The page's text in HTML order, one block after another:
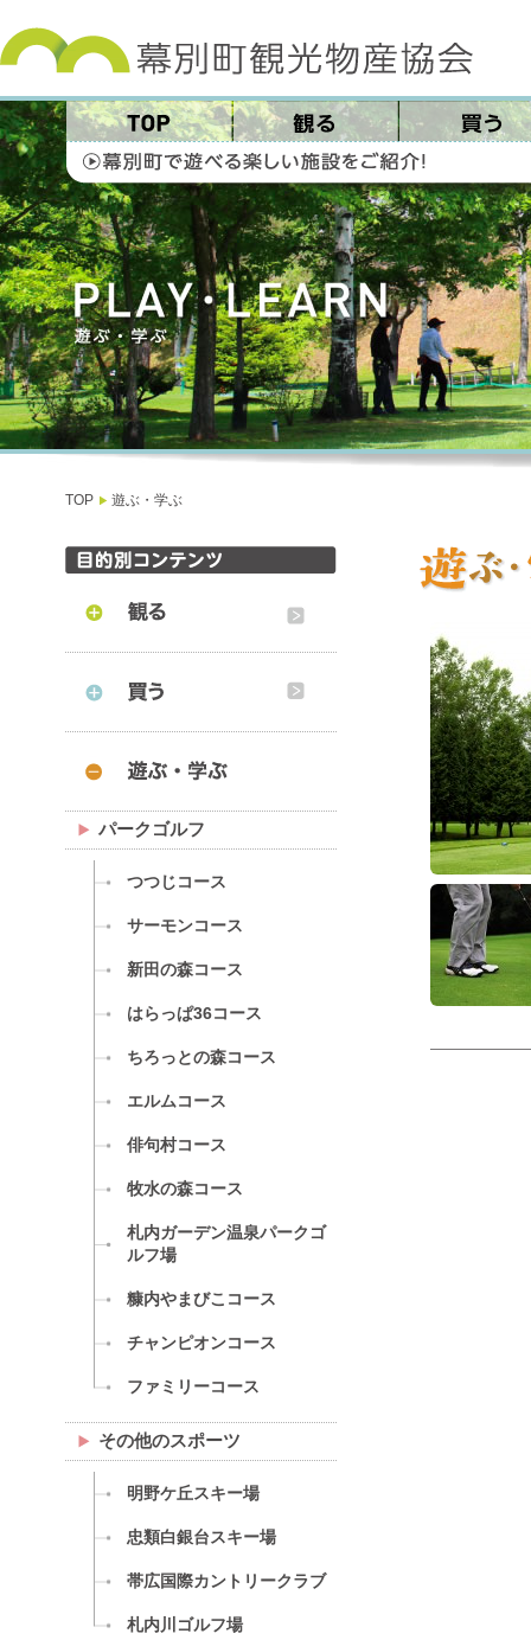
TOP 遊ぶ・学ぶ
パークゴルフ
つつじコース
サーモンコース
新田の森コース
はらっぱ36コース
ちろっとの森コース
エルムコース
俳句村コース
牧水の森コース
札内ガーデン温泉パークゴ
ルフ場
糠内やまびこコース
チャンピオンコース
ファミリーコース
その他のスポーツ
明野ケ丘スキー場
忠類白銀台スキー場
帯広国際カントリークラブ
札内川ゴルフ場